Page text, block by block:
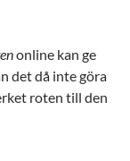
online kan ge
det då inte göra
roten till den